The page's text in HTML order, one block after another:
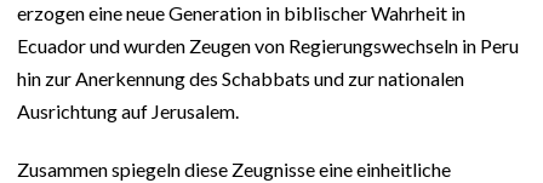
erzogen eine neue Generation in biblischer Wahrheit in
Ecuador und wurden Zeugen von Regierungswechseln in Peru
hin zur Anerkennung des Schabbats und zur nationalen
Ausrichtung auf Jerusalem.
Zusammen spiegeln diese Zeugnisse eine einheitliche